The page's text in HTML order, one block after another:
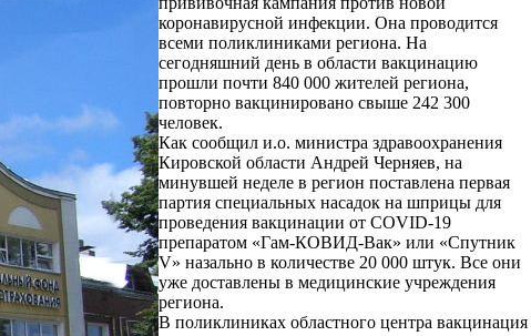
коронавирусной инфекции. Она проводится
всеми поликлиниками региона. На
сегодняшний день в области вакцинацию
прошли почти 840 000 жителей региона,
повторно вакцинировано свыше 242 300
человек.
Как сообщил и.о. министра здравоохранения
Кировской области Андрей Черняев, на
минувшей неделе в регион поставлена первая
партия специальных насадок на шприцы для
проведения вакцинации от COVID-19
препаратом «Гам-КОВИД-Вак» или «Спутник
V» назально в количестве 20 000 штук. Все они
уже доставлены в медицинские учреждения
региона.
В поликлиниках областного центра вакцинация